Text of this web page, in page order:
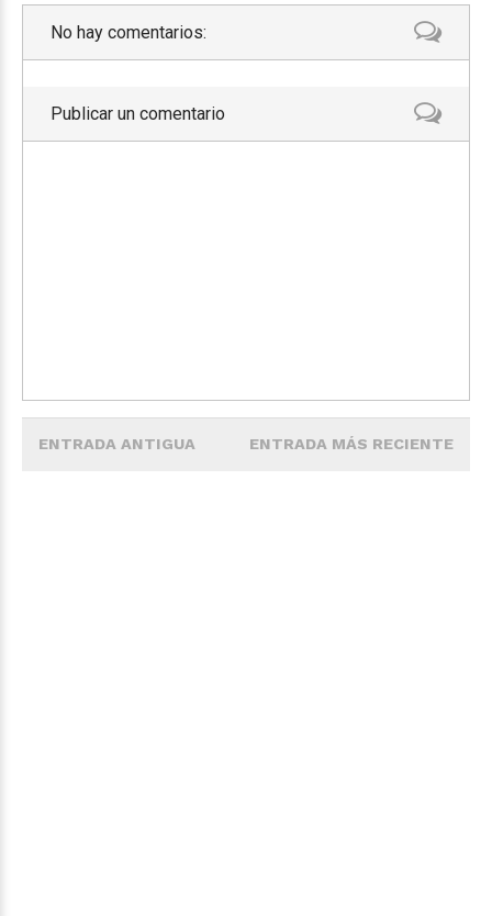
No hay comentarios:
Publicar un comentario
ENTRADA MÁS RECIENTE
ENTRADA ANTIGUA